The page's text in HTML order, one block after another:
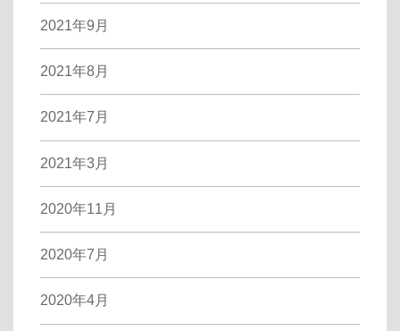
2021年9月
2021年8月
2021年7月
2021年3月
2020年11月
2020年7月
2020年4月